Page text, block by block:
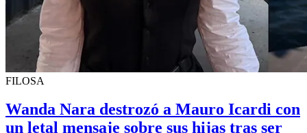
FILOSA
Wanda Nara destrozó a Mauro Icardi con
un letal mensaje sobre sus hijas tras ser